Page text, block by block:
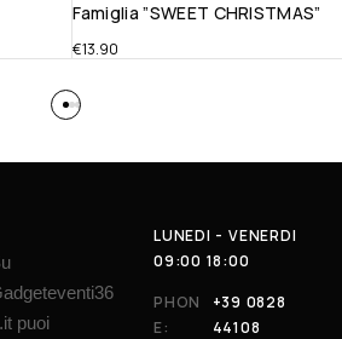
Famiglia ”SWEET CHRISTMAS”
€13.90
puoi
LUNEDI - VENERDI
09:00 18:00
PHON
E:
+39 0828
44108